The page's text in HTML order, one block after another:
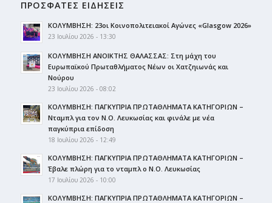
ΠΡΟΣΦΑΤΕΣ ΕΙΔΗΣΕΙΣ
ΚΟΛΥΜΒΗΣΗ: 23οι Κοινοπολιτειακοί Αγώνες «Glasgow 2026»
23 Ιουλίου 2026 - 13:30
ΚΟΛΥΜΒΗΣΗ ΑΝΟΙΚΤΗΣ ΘΑΛΑΣΣΑΣ: Στη μάχη του
Ευρωπαϊκού Πρωταθλήματος Νέων οι Χατζηιωνάς και
Νούρου
23 Ιουλίου 2026 - 08:02
ΚΟΛΥΜΒΗΣΗ: ΠΑΓΚΥΠΡΙΑ ΠΡΩΤΑΘΛΗΜΑΤΑ ΚΑΤΗΓΟΡΙΩΝ –
Νταμπλ για τον Ν.Ο. Λευκωσίας και φινάλε με νέα
παγκύπρια επίδοση
18 Ιουλίου 2026 - 12:49
ΚΟΛΥΜΒΗΣΗ: ΠΑΓΚΥΠΡΙΑ ΠΡΩΤΑΘΛΗΜΑΤΑ ΚΑΤΗΓΟΡΙΩΝ –
Έβαλε πλώρη για το νταμπλ ο Ν.Ο. Λευκωσίας
17 Ιουλίου 2026 - 10:00
ΚΟΛΥΜΒΗΣΗ: ΠΑΓΚΥΠΡΙΑ ΠΡΩΤΑΘΛΗΜΑΤΑ ΚΑΤΗΓΟΡΙΩΝ –